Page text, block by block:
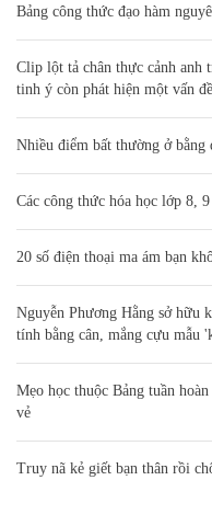
Bảng công thức đạo hàm
Clip lột tả chân thực cảnh anh
tinh ý còn phát hiện một vấn
Nhiều điểm bất thường ở
Các công thức hóa học lớp 8,
20 số điện thoại ma ám bạn
Nguyễn Phương Hằng sở hữu
tính bằng cân, mắng cựu mẫu
Mẹo học thuộc Bảng tuần
vẻ
Truy nã kẻ giết bạn thân rồi